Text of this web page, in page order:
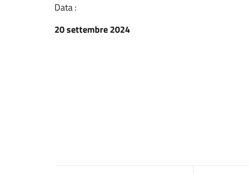
Data :
20 settembre 2024